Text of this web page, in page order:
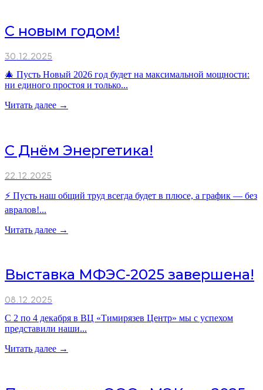
С новым годом!
30.12.2025
🎄 Пусть Новый 2026 год будет на максимальной мощности:
ни единого простоя и только...
Читать далее →
С Днём Энергетика!
22.12.2025
⚡ Пусть наш общий труд всегда будет в плюсе, а график — без
авралов!...
Читать далее →
Выставка МФЭС-2025 завершена!
08.12.2025
С 2 по 4 декабря в ВЦ «Тимирязев Центр» мы с успехом
представили наши...
Читать далее →